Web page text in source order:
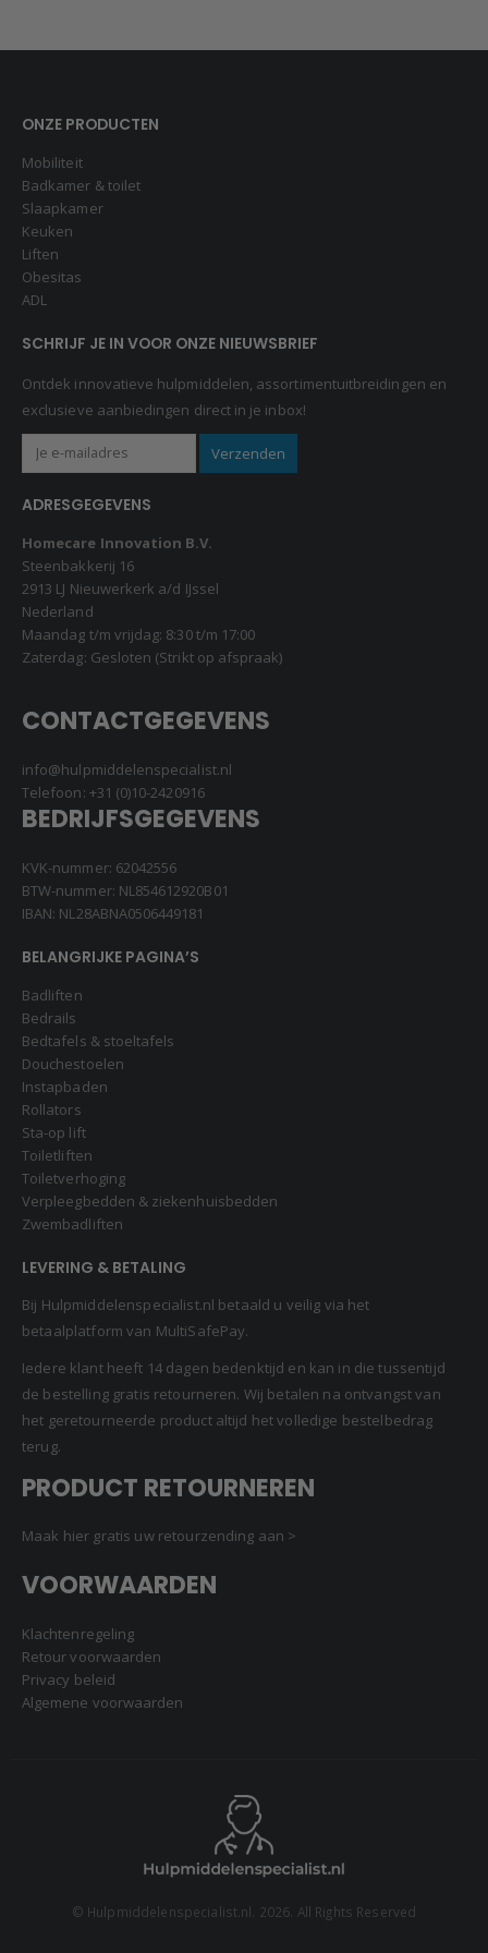
ONZE PRODUCTEN
Mobiliteit
Badkamer & toilet
Slaapkamer
Keuken
Liften
Obesitas
ADL
SCHRIJF JE IN VOOR ONZE NIEUWSBRIEF
Ontdek innovatieve hulpmiddelen, assortimentuitbreidingen en
exclusieve aanbiedingen direct in je inbox!
ADRESGEGEVENS
Homecare Innovation B.V.
Steenbakkerij 16
2913 LJ Nieuwerkerk a/d IJssel
Nederland
Maandag t/m vrijdag: 8:30 t/m 17:00
Zaterdag: Gesloten (Strikt op afspraak)
CONTACTGEGEVENS
info@hulpmiddelenspecialist.nl
Telefoon: +31 (0)10-2420916
BEDRIJFSGEGEVENS
KVK-nummer: 62042556
BTW-nummer: NL854612920B01
IBAN: NL28ABNA0506449181
BELANGRIJKE PAGINA’S
Badliften
Bedrails
Bedtafels & stoeltafels
Douchestoelen
Instapbaden
Rollators
Sta-op lift
Toiletliften
Toiletverhoging
Verpleegbedden & ziekenhuisbedden
Zwembadliften
LEVERING & BETALING
Bij Hulpmiddelenspecialist.nl betaald u veilig via het
betaalplatform van MultiSafePay.
Iedere klant heeft 14 dagen bedenktijd en kan in die tussentijd
de bestelling gratis retourneren. Wij betalen na ontvangst van
het geretourneerde product altijd het volledige bestelbedrag
terug.
PRODUCT RETOURNEREN
Maak hier gratis uw retourzending aan >
VOORWAARDEN
Klachtenregeling
Retour voorwaarden
Privacy beleid
Algemene voorwaarden
© Hulpmiddelenspecialist.nl. 2026. All Rights Reserved